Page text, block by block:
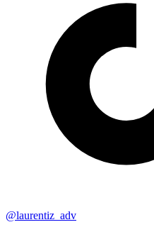
@laurentiz_adv